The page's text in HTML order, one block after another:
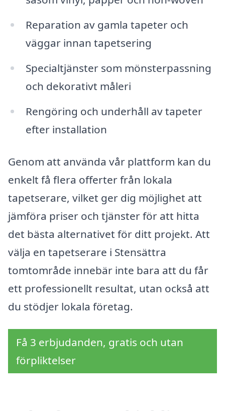
Reparation av gamla tapeter och
väggar innan tapetsering
Specialtjänster som mönsterpassning
och dekorativt måleri
Rengöring och underhåll av tapeter
efter installation
Genom att använda vår plattform kan du
enkelt få flera offerter från lokala
tapetserare, vilket ger dig möjlighet att
jämföra priser och tjänster för att hitta
det bästa alternativet för ditt projekt. Att
välja en tapetserare i Stensättra
tomtområde innebär inte bara att du får
ett professionellt resultat, utan också att
du stödjer lokala företag.
Få 3 erbjudanden, gratis och utan
förpliktelser